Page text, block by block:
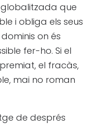
que
i obliga els seus
on és
fer-ho. Si el
el fracàs,
mai no roman
de després